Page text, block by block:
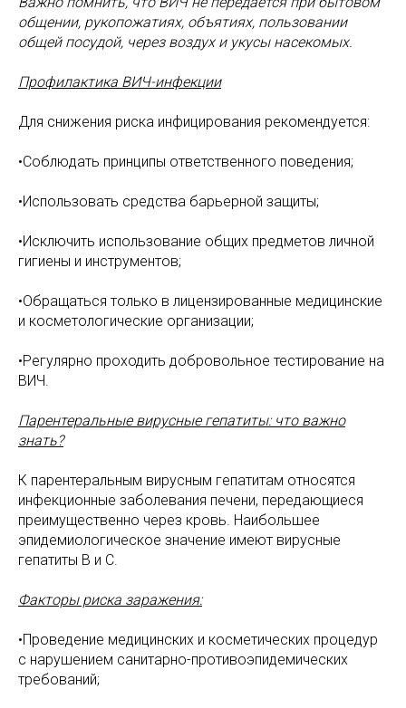
общении, рукопожатиях, объятиях, пользовании
общей посудой, через воздух и укусы насекомых.
Профилактика ВИЧ-инфекции
Для снижения риска инфицирования рекомендуется:
•Соблюдать принципы ответственного поведения;
•Использовать средства барьерной защиты;
•Исключить использование общих предметов личной
гигиены и инструментов;
•Обращаться только в лицензированные медицинские
и косметологические организации;
•Регулярно проходить добровольное тестирование на
ВИЧ.
Парентеральные вирусные гепатиты: что важно
знать?
К парентеральным вирусным гепатитам относятся
инфекционные заболевания печени, передающиеся
преимущественно через кровь. Наибольшее
эпидемиологическое значение имеют вирусные
гепатиты В и С.
Факторы риска заражения:
•Проведение медицинских и косметических процедур
с нарушением санитарно-противоэпидемических
требований;